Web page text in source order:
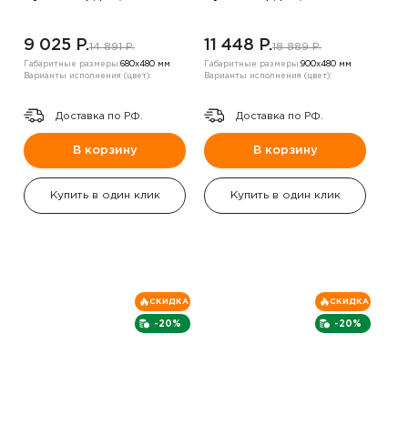
9 025 P.14 891 P.
Габаритные размеры:680х480 мм
Варианты исполнения (цвет):
Доставка по РФ.
В корзину
Купить в один клик
11 448 P.18 889 P.
Габаритные размеры:900х480 мм
Варианты исполнения (цвет):
Доставка по РФ.
В корзину
Купить в один клик
-20%
СКИДКА
-20%
СКИДКА